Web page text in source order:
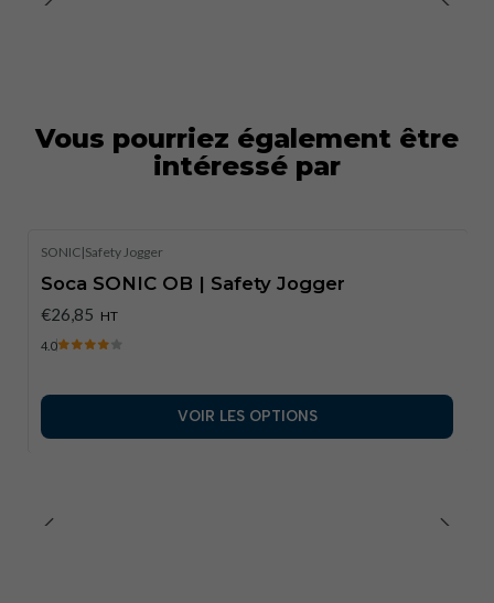
Vous pourriez également être
intéressé par
SONIC|Safety Jogger
Soca SONIC OB | Safety Jogger
€26,85 HT
4.0
VOIR LES OPTIONS